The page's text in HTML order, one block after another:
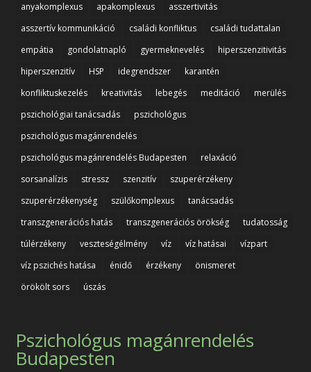
anyakomplexus apakomplexus
asszertivitás
asszertív kommunikáció
családi konfliktus
családi tudattalan
empátia
gondolatnapló gyermeknevelés
hiperszenzitivitás
hiperszenzitív
HSP idegrendszer
karantén
konfliktuskezelés
kreativitás lebegés meditáció
merülés
pszichológiai tanácsadás
pszichológus
pszichológus magánrendelés
pszichológus magánrendelés Budapesten
relaxáció
sorsanalízis
stressz szenzitív
szuperérzékeny
szuperérzékenység
szülőkomplexus
tanácsadás
transzgenerációs hatás
transzgenerációs örökség
tudatosság
túlérzékeny
veszteségélmény víz víz hatásai
vízpart
víz pszichés hatása
énidő érzékeny
önismeret
örökölt sors
úszás
Pszichológus magánrendelés
Budapesten